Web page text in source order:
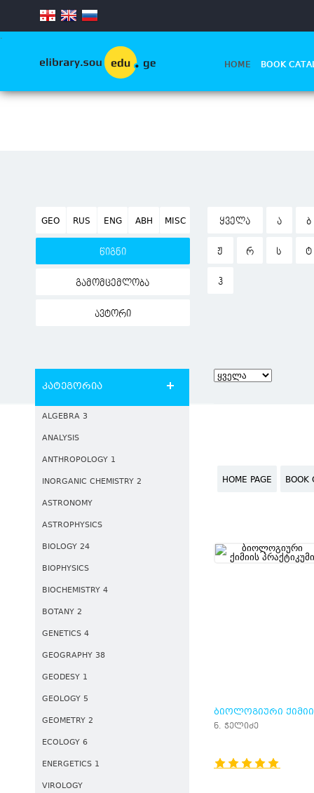
.
HOME BOOK
GEO RUS ENG ABH MISC
წიგნი
გამომცემლობა
ავტორი
ᲧᲕᲔᲚᲐ Ა Ბ
Ჟ Რ Ს Ტ
Ჰ
კატეგორია
ALGEBRA 3
ANALYSIS
ANTHROPOLOGY 1
INORGANIC CHEMISTRY 2
ASTRONOMY
ASTROPHYSICS
BIOLOGY 24
BIOPHYSICS
BIOCHEMISTRY 4
BOTANY 2
GENETICS 4
GEOGRAPHY 38
GEODESY 1
GEOLOGY 5
GEOMETRY 2
ECOLOGY 6
ENERGETICS 1
VIROLOGY
HOME PAGE BOOK
ᲑᲘᲝᲚᲝᲒᲘᲣᲠᲘ
ᲞᲠᲐᲥᲢᲘᲙᲣᲛᲘ
ნ. ჭელიძე